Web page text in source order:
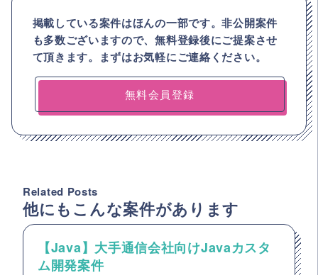
掲載している案件はほんの一部です。非公開案件
も多数ございますので、無料登録後にご提案させ
て頂きます。まずはお気軽にご連絡ください。
無料会員登録
Related Posts
他にもこんな案件があります
【Java】大手通信会社向けJavaカスタ
ム開発案件